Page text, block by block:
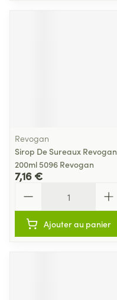
Revogan
Sirop De Sureaux Revogan
200ml 5096 Revogan
7,16 €
Ajouter au panier